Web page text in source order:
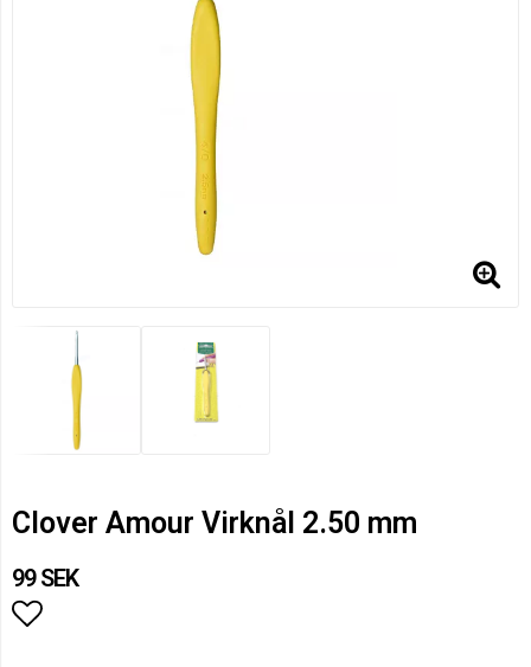
Clover Amour Virknål 2.50 mm
99 SEK